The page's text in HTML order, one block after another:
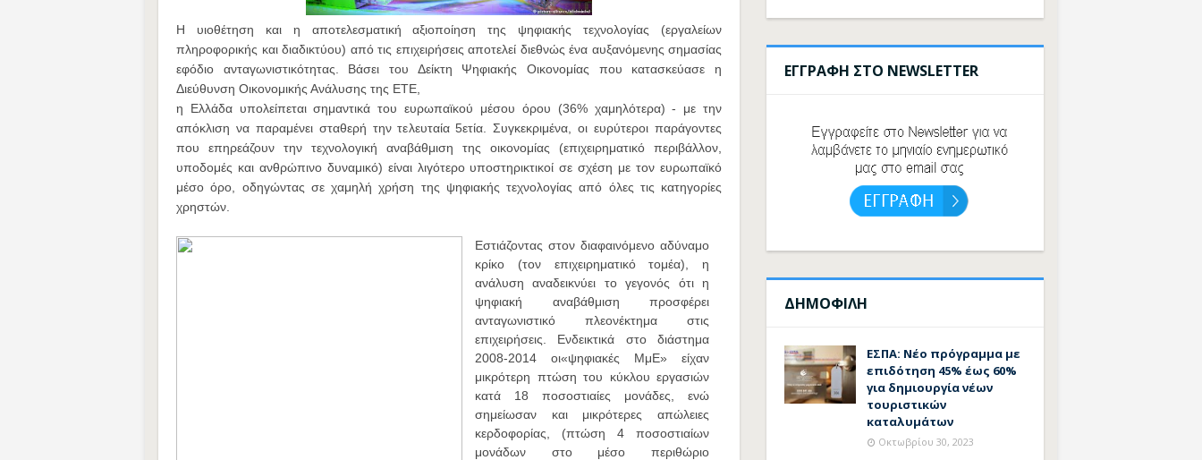
Η υιοθέτηση και η αποτελεσματική αξιοποίηση της ψηφιακής τεχνολογίας (εργαλείων
πληροφορικής και διαδικτύου) από τις επιχειρήσεις αποτελεί διεθνώς ένα αυξανόμενης σημασίας
εφόδιο ανταγωνιστικότητας. Βάσει του Δείκτη Ψηφιακής Οικονομίας που κατασκεύασε η
Διεύθυνση Οικονομικής Ανάλυσης της ΕΤΕ,
η Ελλάδα υπολείπεται σημαντικά του ευρωπαϊκού μέσου όρου (36% χαμηλότερα) - με την
απόκλιση να παραμένει σταθερή την τελευταία 5ετία. Συγκεκριμένα, οι ευρύτεροι παράγοντες
που επηρεάζουν την τεχνολογική αναβάθμιση της οικονομίας (επιχειρηματικό περιβάλλον,
υποδομές και ανθρώπινο δυναμικό) είναι λιγότερο υποστηρικτικοί σε σχέση με τον ευρωπαϊκό
μέσο όρο, οδηγώντας σε χαμηλή χρήση της ψηφιακής τεχνολογίας από όλες τις κατηγορίες
χρηστών.
Εστιάζοντας στον διαφαινόμενο αδύναμο
κρίκο (τον επιχειρηματικό τομέα), η
ανάλυση αναδεικνύει το γεγονός ότι η
ψηφιακή αναβάθμιση προσφέρει
ανταγωνιστικό πλεονέκτημα στις
επιχειρήσεις. Ενδεικτικά στο διάστημα
2008-2014 οι«ψηφιακές ΜμΕ» είχαν
μικρότερη πτώση του κύκλου εργασιών
κατά 18 ποσοστιαίες μονάδες, ενώ
σημείωσαν και μικρότερες απώλειες
κερδοφορίας, (πτώση 4 ποσοστιαίων
μονάδων στο μέσο περιθώριο
ΕΓΓΡΑΦΗ ΣΤΟ NEWSLETTER
ΔΗΜΟΦΙΛΗ
ΕΣΠΑ: Νέο πρόγραμμα με
επιδότηση 45% έως 60%
για δημιουργία νέων
τουριστικών
καταλυμάτων
Οκτωβρίου 30, 2023